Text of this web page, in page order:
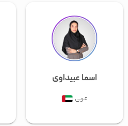
اسما عبیداوی
عربی